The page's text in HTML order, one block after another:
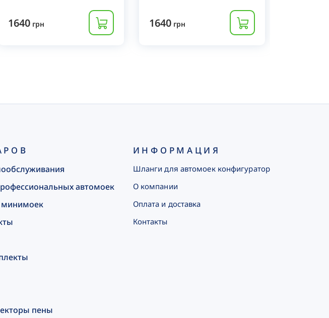
1640 грн 1640 грн
автомоек
пены
ИНФОРМАЦИЯ
Шланги для автомоек конфигуратор
О компании
Оплата и доставка
Контакты